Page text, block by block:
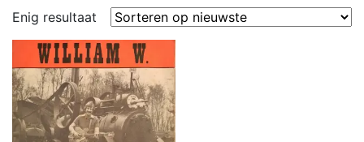
Enig resultaat